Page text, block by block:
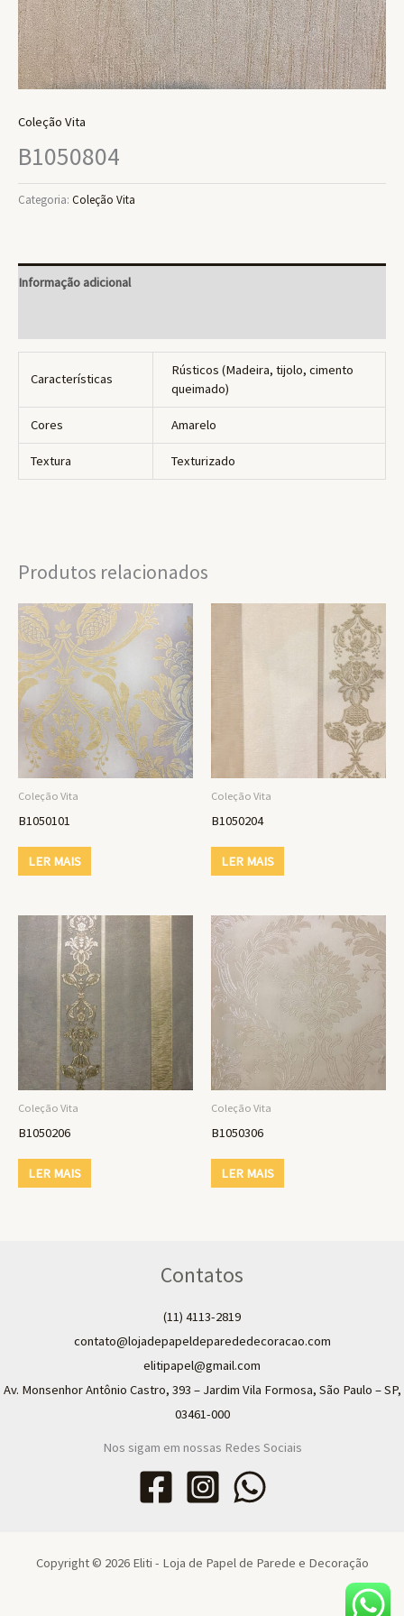
Coleção Vita
B1050804
Categoria: Coleção Vita
Informação adicional
Características
Rústicos (Madeira, tijolo, cimento
queimado)
Cores Amarelo
Textura Texturizado
Produtos relacionados
Coleção Vita
B1050101
LER MAIS
Coleção Vita
B1050204
LER MAIS
Coleção Vita
B1050206
LER MAIS
Coleção Vita
B1050306
LER MAIS
Contatos
(11) 4113-2819
contato@lojadepapeldeparededecoracao.com
elitipapel@gmail.com​
Av. Monsenhor Antônio Castro, 393 – Jardim Vila Formosa, São Paulo – SP,
03461-000
Nos sigam em nossas Redes Sociais
Copyright © 2026 Eliti - Loja de Papel de Parede e Decoração